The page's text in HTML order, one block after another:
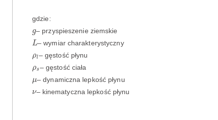
gdzie:
g
g– przyspieszenie ziemskie
L
L– wymiar charakterystyczny
ρl
ρl– gęstość płynu
ρs
ρ – gęstość ciała
μ
μ– dynamiczna lepkość płynu
ν
ν– kinematyczna lepkość płynu